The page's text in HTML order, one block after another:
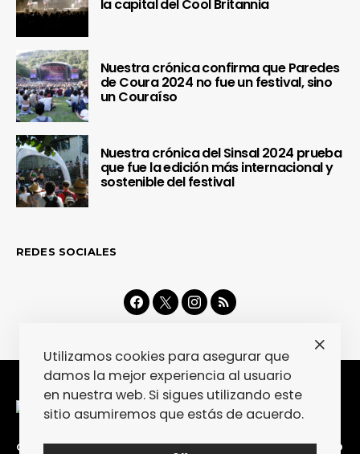
la capital del Cool Britannia
Nuestra crónica confirma que Paredes
de Coura 2024 no fue un festival, sino
un Couraíso
Nuestra crónica del Sinsal 2024 prueba
que fue la edición más internacional y
sostenible del festival
REDES SOCIALES
CONTACTA COLABORA POLÍTICA DE PRIVACIDAD
Utilizamos cookies para asegurar que
damos la mejor experiencia al usuario
en nuestra web. Si sigues utilizando este
sitio asumiremos que estás de acuerdo.